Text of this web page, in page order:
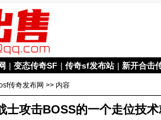
| 变态传奇SF | 传奇sf发布站 | 新开合击
传奇发布网 >> 内容
士攻击BOSS的一个走位技